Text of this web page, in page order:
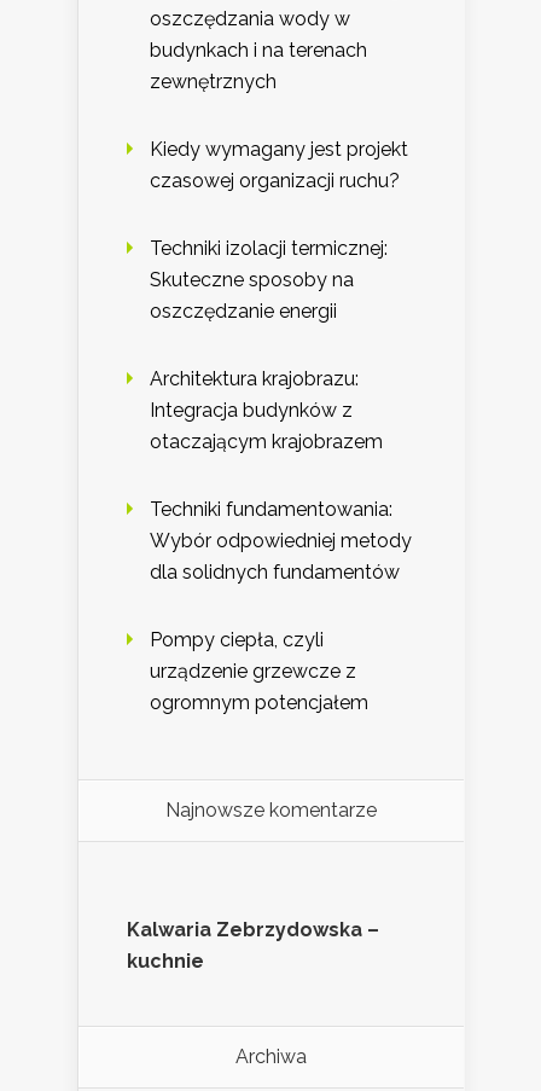
oszczędzania wody w
budynkach i na terenach
zewnętrznych
Kiedy wymagany jest projekt
czasowej organizacji ruchu?
Techniki izolacji termicznej:
Skuteczne sposoby na
oszczędzanie energii
Architektura krajobrazu:
Integracja budynków z
otaczającym krajobrazem
Techniki fundamentowania:
Wybór odpowiedniej metody
dla solidnych fundamentów
Pompy ciepła, czyli
urządzenie grzewcze z
ogromnym potencjałem
Najnowsze komentarze
Kalwaria Zebrzydowska –
kuchnie
Archiwa